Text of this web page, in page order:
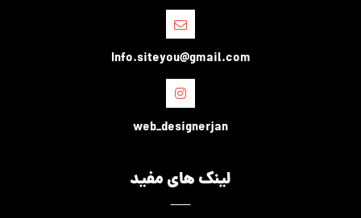
Info.siteyou@gmail.com
web_designerjan
لینک های مفید